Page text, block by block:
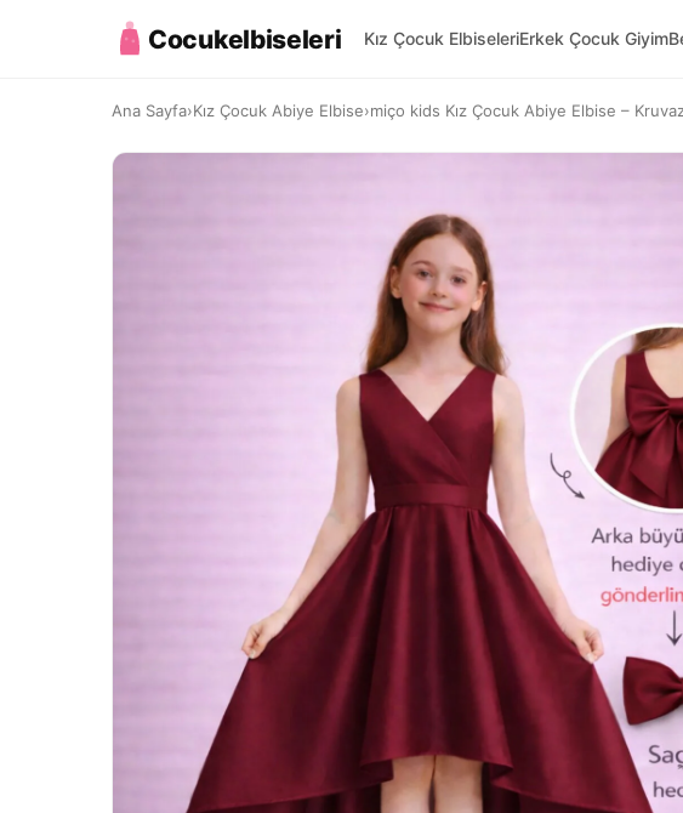
Cocukelbiseleri Kız Çocuk ElbiseleriErkek Çocuk Giyim
Ana Sayfa›Kız Çocuk Abiye Elbise›miço kids Kız Çocuk Abiye Elbise –